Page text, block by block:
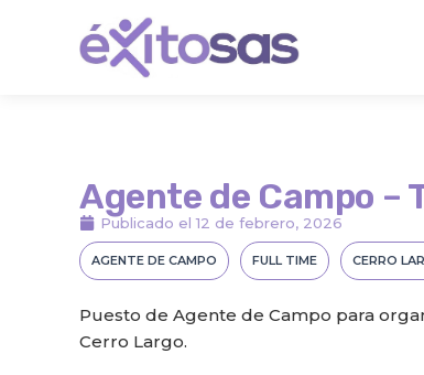
contenido
Agente de Campo –
Publicado el 12 de febrero, 2026
AGENTE DE CAMPO FULL TIME CERRO
Puesto de Agente de Campo para
Cerro Largo.